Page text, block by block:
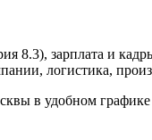
8.3), зарплата и
логистика,
в удобном